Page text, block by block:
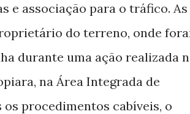
e associação para o tráfico. As
do terreno, onde
durante uma ação realizada
na Área Integrada de
os procedimentos cabíveis, o